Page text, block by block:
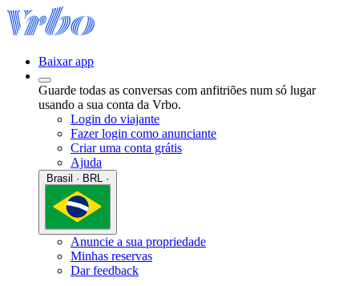
Baixar app
Guarde todas as conversas com anfitriões num só lugar
usando a sua conta da Vrbo.
Login do viajante
Fazer login como anunciante
Criar uma conta grátis
Ajuda
Anuncie a sua propriedade
Minhas reservas
Dar feedback